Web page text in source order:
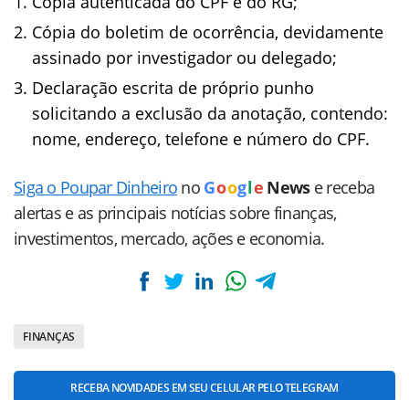
Cópia do boletim de ocorrência, devidamente
assinado por investigador ou delegado;
Declaração escrita de próprio punho
solicitando a exclusão da anotação, contendo:
nome, endereço, telefone e número do CPF.
Siga o Poupar Dinheiro no Goog le News e receba
alertas e as principais notícias sobre finanças,
investimentos, mercado, ações e economia.
FINANÇAS
RECEBA NOVIDADES EM SEU CELULAR PELO TELEGRAM